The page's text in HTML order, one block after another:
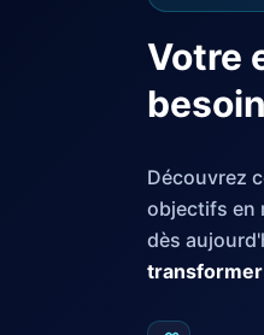
Votre
Découvrez
objectifs en
dès